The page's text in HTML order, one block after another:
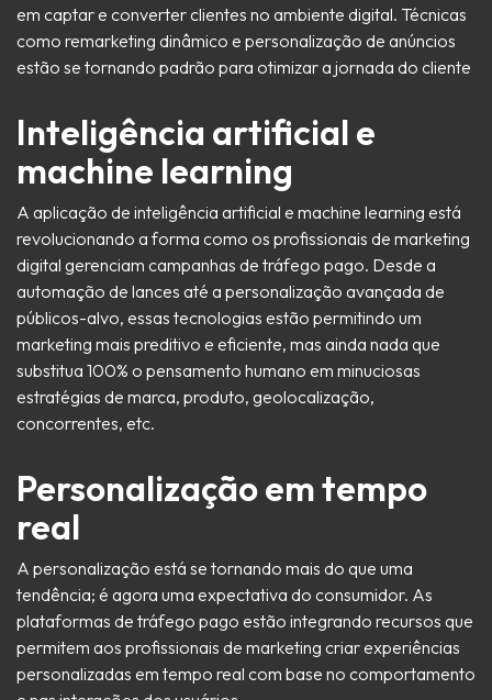
em captar e converter clientes no ambiente digital. Técnicas
como remarketing dinâmico e personalização de anúncios
estão se tornando padrão para otimizar a jornada do cliente
Inteligência artificial e
machine learning
A aplicação de inteligência artificial e machine learning está
revolucionando a forma como os profissionais de marketing
digital gerenciam campanhas de tráfego pago. Desde a
automação de lances até a personalização avançada de
públicos-alvo, essas tecnologias estão permitindo um
marketing mais preditivo e eficiente, mas ainda nada que
substitua 100% o pensamento humano em minuciosas
estratégias de marca, produto, geolocalização,
concorrentes, etc.
Personalização em tempo
real
A personalização está se tornando mais do que uma
tendência; é agora uma expectativa do consumidor. As
plataformas de tráfego pago estão integrando recursos que
permitem aos profissionais de marketing criar experiências
personalizadas em tempo real com base no comportamento